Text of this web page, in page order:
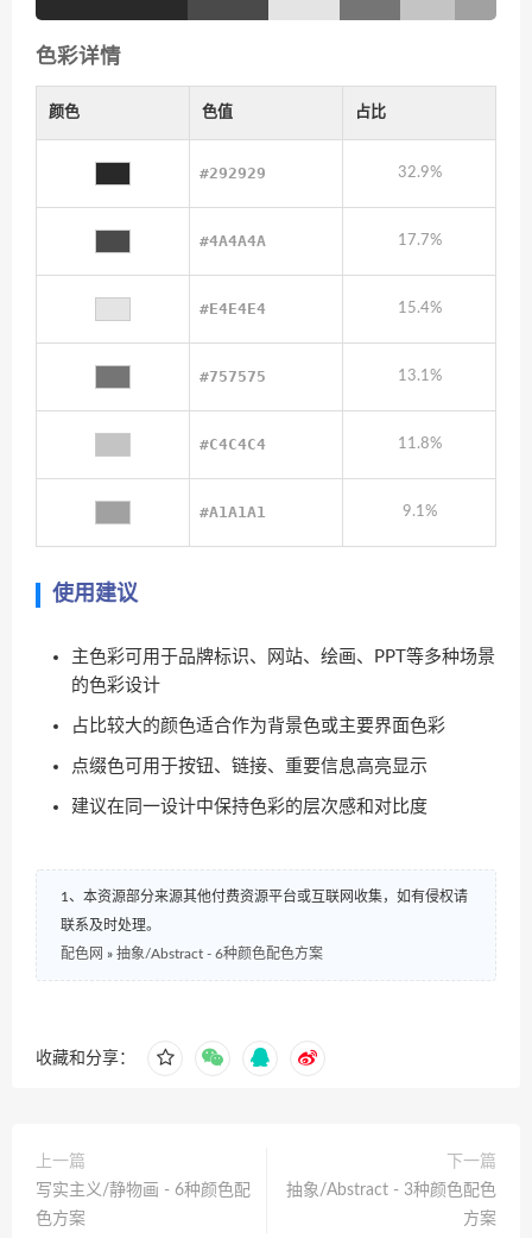
色彩详情
颜色 色值 占比
#292929 32.9%
#4A4A4A 17.7%
#E4E4E4 15.4%
#757575 13.1%
#C4C4C4 11.8%
#A1A1A1 9.1%
使用建议
主色彩可用于品牌标识、网站、绘画、PPT等多种场景
的色彩设计
占比较大的颜色适合作为背景色或主要界面色彩
点缀色可用于按钮、链接、重要信息高亮显示
建议在同一设计中保持色彩的层次感和对比度
1、本资源部分来源其他付费资源平台或互联网收集，如有侵权请
联系及时处理。
配色网 » 抽象/Abstract - 6种颜色配色方案
收藏和分享：
上一篇
写实主义/静物画 - 6种颜色配
色方案
下一篇
抽象/Abstract - 3种颜色配色
方案